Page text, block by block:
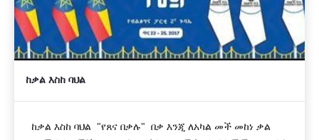
ከቃል እስከ ባህል
ከቃል እስከ ባህል "የጸና በቃሉ" በቃ እንጂ ለአካል መች መከነ ቃል